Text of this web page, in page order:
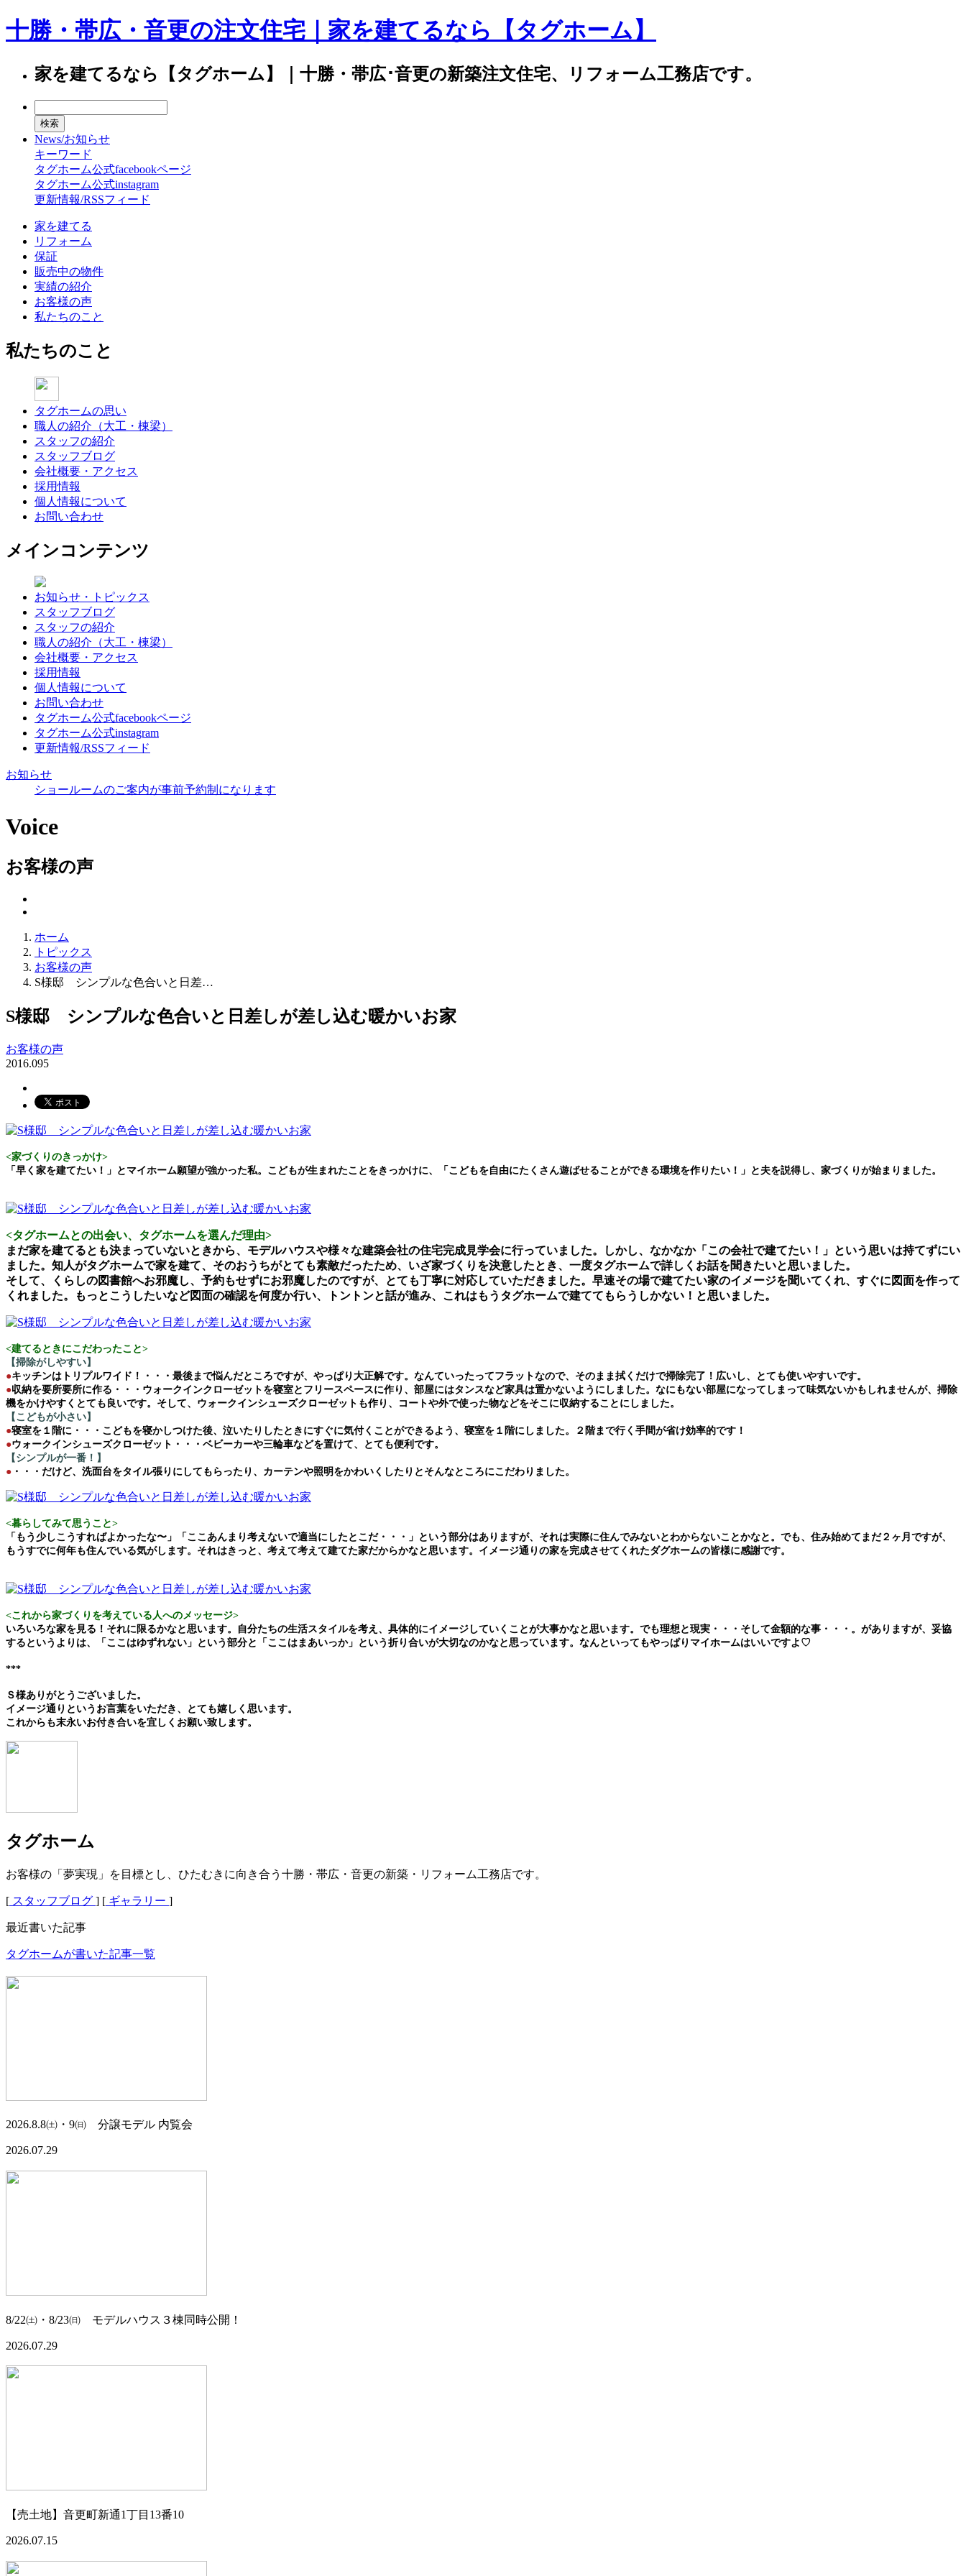
十勝・帯広・音更の注文住宅｜家を建てるなら【タグホーム】
家を建てるなら【タグホーム】｜十勝・帯広･音更の新築注文住宅、リフォーム工務店です。
News/お知らせ
キーワード
タグホーム公式facebookページ
タグホーム公式instagram
更新情報/RSSフィード
家を建てる
リフォーム
保証
販売中の物件
実績の紹介
お客様の声
私たちのこと
私たちのこと
タグホームの思い
職人の紹介（大工・棟梁）
スタッフの紹介
スタッフブログ
会社概要・アクセス
採用情報
個人情報について
お問い合わせ
メインコンテンツ
お知らせ・トピックス
スタッフブログ
スタッフの紹介
職人の紹介（大工・棟梁）
会社概要・アクセス
採用情報
個人情報について
お問い合わせ
タグホーム公式facebookページ
タグホーム公式instagram
更新情報/RSSフィード
お知らせ
ショールームのご案内が事前予約制になります
Voice
お客様の声
ホーム
トピックス
お客様の声
S様邸 シンプルな色合いと日差…
S様邸 シンプルな色合いと日差しが差し込む暖かいお家
お客様の声
2016.095
<家づくりのきっかけ>
「早く家を建てたい！」とマイホーム願望が強かった私。こどもが生まれたことをきっかけに、「こどもを自由にたくさん遊ばせることができる環境を作りたい！」と夫を説得し、家づくりが始まりました。
<タグホームとの出会い、タグホームを選んだ理由>
まだ家を建てるとも決まっていないときから、モデルハウスや様々な建築会社の住宅完成見学会に行っていました。しかし、なかなか「この会社で建てたい！」という思いは持てずにい
ました。知人がタグホームで家を建て、そのおうちがとても素敵だったため、いざ家づくりを決意したとき、一度タグホームで詳しくお話を聞きたいと思いました。
そして、くらしの図書館へお邪魔し、予約もせずにお邪魔したのですが、とても丁寧に対応していただきました。早速その場で建てたい家のイメージを聞いてくれ、すぐに図面を作って
くれました。もっとこうしたいなど図面の確認を何度か行い、トントンと話が進み、これはもうタグホームで建ててもらうしかない！と思いました。
<建てるときにこだわったこと>
【掃除がしやすい】
●キッチンはトリプルワイド！・・・最後まで悩んだところですが、やっぱり大正解です。なんていったってフラットなので、そのまま拭くだけで掃除完了！広いし、とても使いやすいです。
●収納を要所要所に作る・・・ウォークインクローゼットを寝室とフリースペースに作り、部屋にはタンスなど家具は置かないようにしました。なにもない部屋になってしまって味気ないかもしれませんが、掃除
機をかけやすくとても良いです。そして、ウォークインシューズクローゼットも作り、コートや外で使った物などをそこに収納することにしました。
【こどもが小さい】
●寝室を１階に・・・こどもを寝かしつけた後、泣いたりしたときにすぐに気付くことができるよう、寝室を１階にしました。２階まで行く手間が省け効率的です！
●ウォークインシューズクローゼット・・・ベビーカーや三輪車などを置けて、とても便利です。
【シンプルが一番！】
● ・・・だけど、洗面台をタイル張りにしてもらったり、カーテンや照明をかわいくしたりとそんなところにこだわりました。
<暮らしてみて思うこと>
「もう少しこうすればよかったな〜」「ここあんまり考えないで適当にしたとこだ・・・」という部分はありますが、それは実際に住んでみないとわからないことかなと。でも、住み始めてまだ２ヶ月ですが、
もうすでに何年も住んでいる気がします。それはきっと、考えて考えて建てた家だからかなと思います。イメージ通りの家を完成させてくれたダグホームの皆様に感謝です。
<これから家づくりを考えている人へのメッセージ>
いろいろな家を見る！それに限るかなと思います。自分たちの生活スタイルを考え、具体的にイメージしていくことが大事かなと思います。でも理想と現実・・・そして金額的な事・・・。がありますが、妥協
するというよりは、「ここはゆずれない」という部分と「ここはまあいっか」という折り合いが大切なのかなと思っています。なんといってもやっぱりマイホームはいいですよ♡
***
Ｓ様ありがとうございました。
イメージ通りというお言葉をいただき、とても嬉しく思います。
これからも末永いお付き合いを宜しくお願い致します。
タグホーム
お客様の「夢実現」を目標とし、ひたむきに向き合う十勝・帯広・音更の新築・リフォーム工務店です。
[ スタッフブログ ] [ ギャラリー ]
最近書いた記事
タグホームが書いた記事一覧
2026.8.8㈯・9㈰ 分譲モデル 内覧会
2026.07.29
8/22㈯・8/23㈰ モデルハウス３棟同時公開！
2026.07.29
【売土地】音更町新通1丁目13番10
2026.07.15